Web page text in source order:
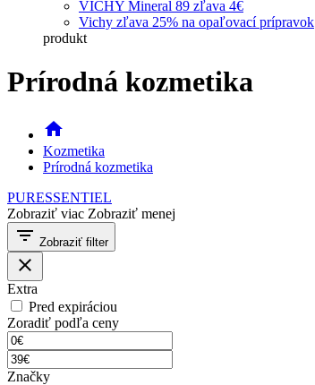
VICHY Mineral 89 zľava 4€
Vichy zľava 25% na opaľovací prípravok
produkt
Prírodná kozmetika
home
Kozmetika
Prírodná kozmetika
PURESSENTIEL
Zobraziť viac Zobraziť menej
filter_list Zobraziť filter
close
Extra
Pred expiráciou
Zoradiť podľa ceny
Značky